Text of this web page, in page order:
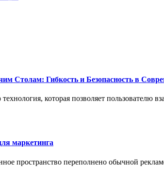
Столам: Гибкость и Безопасность в
которая позволяет пользователю
маркетинга
пространство переполнено обычной